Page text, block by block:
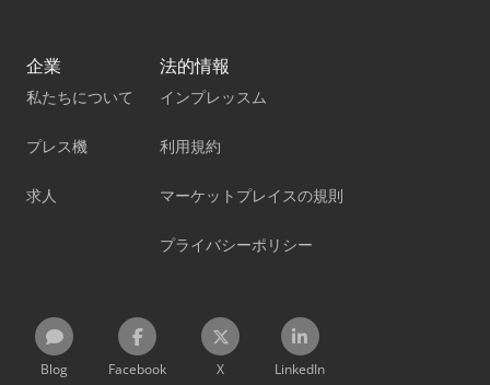
企業
私たちについて
プレス機
求人
法的情報
インプレッスム
利用規約
マーケットプレイスの規則
プライバシーポリシー
Blog Facebook X LinkedIn